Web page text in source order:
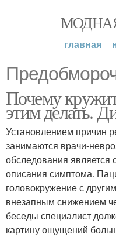
главная
Почему
этим делать.
Установлением причин
занимаются врачи-
обследования является
описания симптома.
головокружение с
внезапным снижением
беседы специалист
картину ощущений